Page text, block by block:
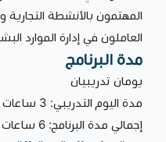
المهتمون بالأنشطة التجارية
العاملون في إدارة الموارد
مدة البرنامج
يومان تدريبيان
مدة اليوم التدريبي: 3 ساعات
إجمالي مدة البرنامج: 6 ساعات تدريبية